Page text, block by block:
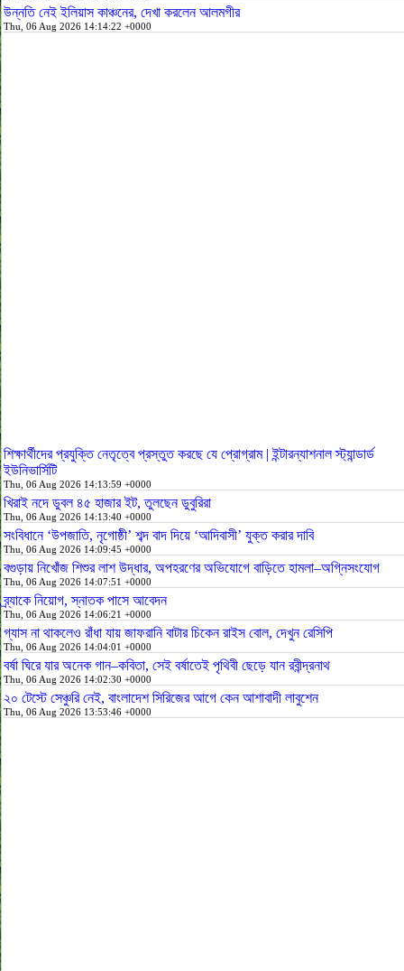
উন্নতি নেই ইলিয়াস কাঞ্চনের, দেখা করলেন আলমগীর
Thu, 06 Aug 2026 14:14:22 +0000
শিক্ষার্থীদের প্রযুক্তি নেতৃত্বে প্রস্তুত করছে যে প্রোগ্রাম | ইন্টারন্যাশনাল স্ট্যান্ডার্ড
ইউনিভার্সিটি
Thu, 06 Aug 2026 14:13:59 +0000
খিরাই নদে ডুবল ৪৫ হাজার ইট, তুলছেন ডুবুরিরা
Thu, 06 Aug 2026 14:13:40 +0000
সংবিধানে ‘উপজাতি, নৃগোষ্ঠী’ শব্দ বাদ দিয়ে ‘আদিবাসী’ যুক্ত করার দাবি
Thu, 06 Aug 2026 14:09:45 +0000
বগুড়ায় নিখোঁজ শিশুর লাশ উদ্ধার, অপহরণের অভিযোগে বাড়িতে হামলা–অগ্নিসংযোগ
Thu, 06 Aug 2026 14:07:51 +0000
ব্র্যাকে নিয়োগ, স্নাতক পাসে আবেদন
Thu, 06 Aug 2026 14:06:21 +0000
গ্যাস না থাকলেও রাঁধা যায় জাফরানি বাটার চিকেন রাইস বোল, দেখুন রেসিপি
Thu, 06 Aug 2026 14:04:01 +0000
বর্ষা ঘিরে যার অনেক গান–কবিতা, সেই বর্ষাতেই পৃথিবী ছেড়ে যান রবীন্দ্রনাথ
Thu, 06 Aug 2026 14:02:30 +0000
২০ টেস্টে সেঞ্চুরি নেই, বাংলাদেশ সিরিজের আগে কেন আশাবাদী লাবুশেন
Thu, 06 Aug 2026 13:53:46 +0000